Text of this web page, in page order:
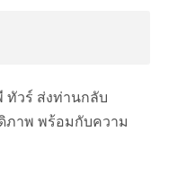
ทัวร์ ส่งท่านกลับ
ภาพ พร้อมกับความ